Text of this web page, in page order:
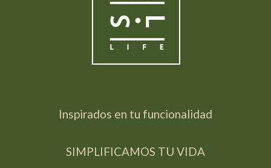
Inspirados en tu funcionalidad
SIMPLIFICAMOS TU VIDA